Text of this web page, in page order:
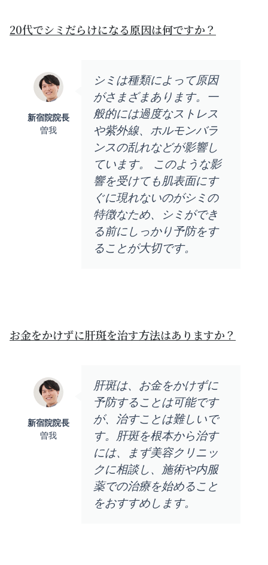
20代でシミだらけになる原因は何ですか？
シミは種類によって原因
がさまざまあります。一
般的には過度なストレス
や紫外線、ホルモンバラ
ンスの乱れなどが影響し
ています。 このような影
響を受けても肌表面にす
ぐに現れないのがシミの
特徴なため、シミができ
る前にしっかり予防をす
ることが大切です。
新宿院院長
曽我
お金をかけずに肝斑を治す方法はありますか？
肝斑は、お金をかけずに
予防することは可能です
が、治すことは難しいで
す。肝斑を根本から治す
には、まず美容クリニッ
クに相談し、施術や内服
薬での治療を始めること
をおすすめします。
新宿院院長
曽我